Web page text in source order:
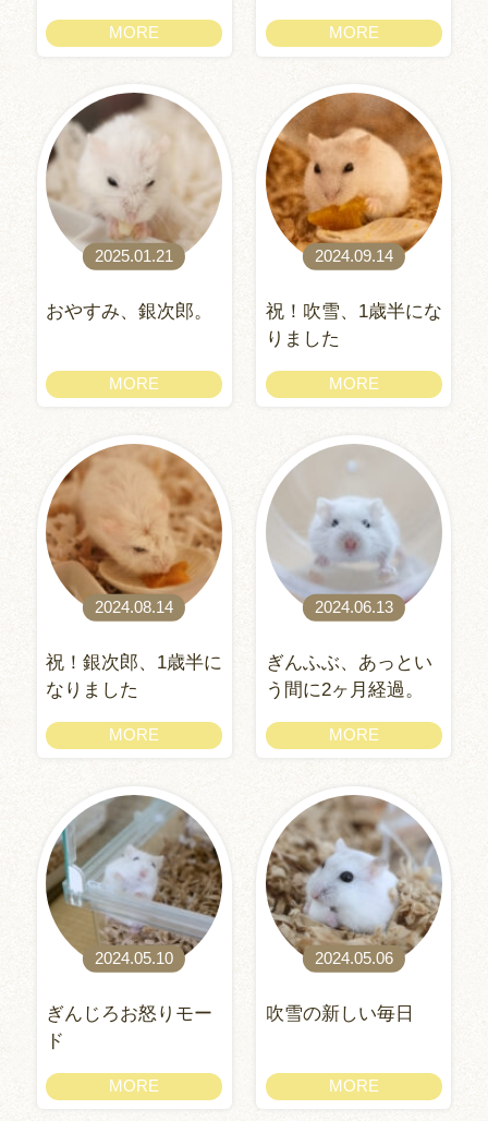
MORE MORE
2025.01.21
おやすみ、銀次郎。
MORE
2024.09.14
祝！吹雪、1歳半にな
りました
MORE
2024.08.14
祝！銀次郎、1歳半に
なりました
MORE
2024.06.13
ぎんふぶ、あっとい
う間に2ヶ月経過。
MORE
2024.05.10
ぎんじろお怒りモー
ド
MORE
2024.05.06
吹雪の新しい毎日
MORE